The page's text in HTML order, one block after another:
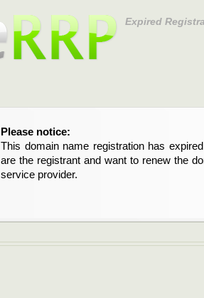
Expired
Please notice:
This domain name registration has
are the registrant and want to renew the
service provider.
Bitte beachten Sie:
Diese Domainregistrierung ist
Domain stehen an. Wenn Sie der
verlängern möchten, kontaktieren Sie bitte